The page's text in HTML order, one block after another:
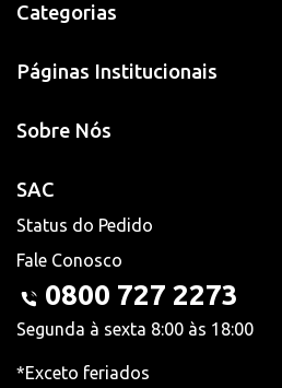
Categorias
Páginas Institucionais
Sobre Nós
SAC
Status do Pedido
Fale Conosco
0800 727 2273
Segunda à sexta 8:00 às 18:00
*Exceto feriados